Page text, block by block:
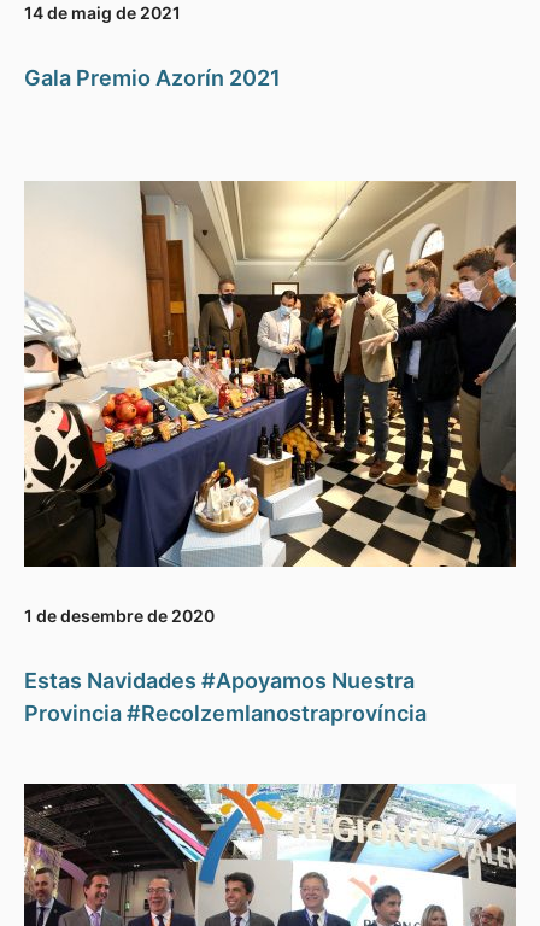
14 de maig de 2021
Gala Premio Azorín 2021
1 de desembre de 2020
Estas Navidades #Apoyamos Nuestra
Provincia #Recolzemlanostraprovíncia